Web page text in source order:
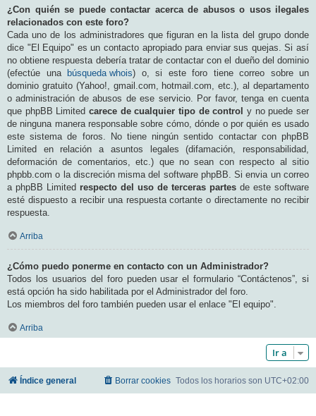
¿Con quién se puede contactar acerca de abusos o usos ilegales
relacionados con este foro?
Cada uno de los administradores que figuran en la lista del grupo donde
dice "El Equipo" es un contacto apropiado para enviar sus quejas. Si así
no obtiene respuesta debería tratar de contactar con el dueño del dominio
(efectúe una
búsqueda whois) o, si este foro tiene correo sobre un
dominio gratuito (Yahoo!, gmail.com, hotmail.com, etc.), al departamento
o administración de abusos de ese servicio. Por favor, tenga en cuenta
que phpBB Limited carece de cualquier tipo de control y no puede ser
de ninguna manera responsable sobre cómo, dónde o por quién es usado
este sistema de foros. No tiene ningún sentido contactar con phpBB
Limited en relación a asuntos legales (difamación, responsabilidad,
deformación de comentarios, etc.) que no sean con respecto al sitio
phpbb.com o la discreción misma del software phpBB. Si envia un correo
a phpBB Limited respecto del uso de terceras partes de este software
esté dispuesto a recibir una respuesta cortante o directamente no recibir
respuesta.
Arriba
¿Cómo puedo ponerme en contacto con un Administrador?
Todos los usuarios del foro pueden usar el formulario “Contáctenos”, si
está opción ha sido habilitada por el Administrador del foro.
Los miembros del foro también pueden usar el enlace "El equipo".
Arriba
Ir a
Índice general Todos los horarios son UTC+02:00
Borrar cookies